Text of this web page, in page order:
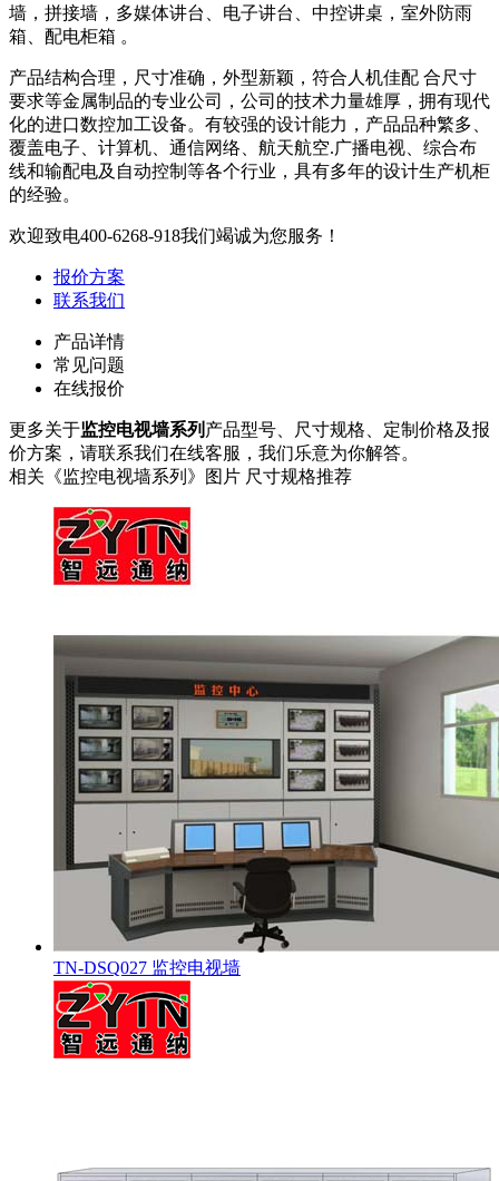
墙，拼接墙，多媒体讲台、电子讲台、中控讲桌，室外防雨
箱、配电柜箱 。
产品结构合理，尺寸准确，外型新颖，符合人机佳配 合尺寸
要求等金属制品的专业公司，公司的技术力量雄厚，拥有现代
化的进口数控加工设备。有较强的设计能力，产品品种繁多、
覆盖电子、计算机、通信网络、航天航空.广播电视、综合布
线和输配电及自动控制等各个行业，具有多年的设计生产机柜
的经验。
欢迎致电400-6268-918我们竭诚为您服务！
报价方案
联系我们
产品详情
常见问题
在线报价
更多关于监控电视墙系列 产品型号、尺寸规格、定制价格及报
价方案，请联系我们在线客服，我们乐意为你解答。
相关《监控电视墙系列》图片 尺寸规格推荐
TN-DSQ027 监控电视墙